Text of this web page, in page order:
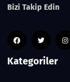
Bizi Takip Edin
Kategoriler